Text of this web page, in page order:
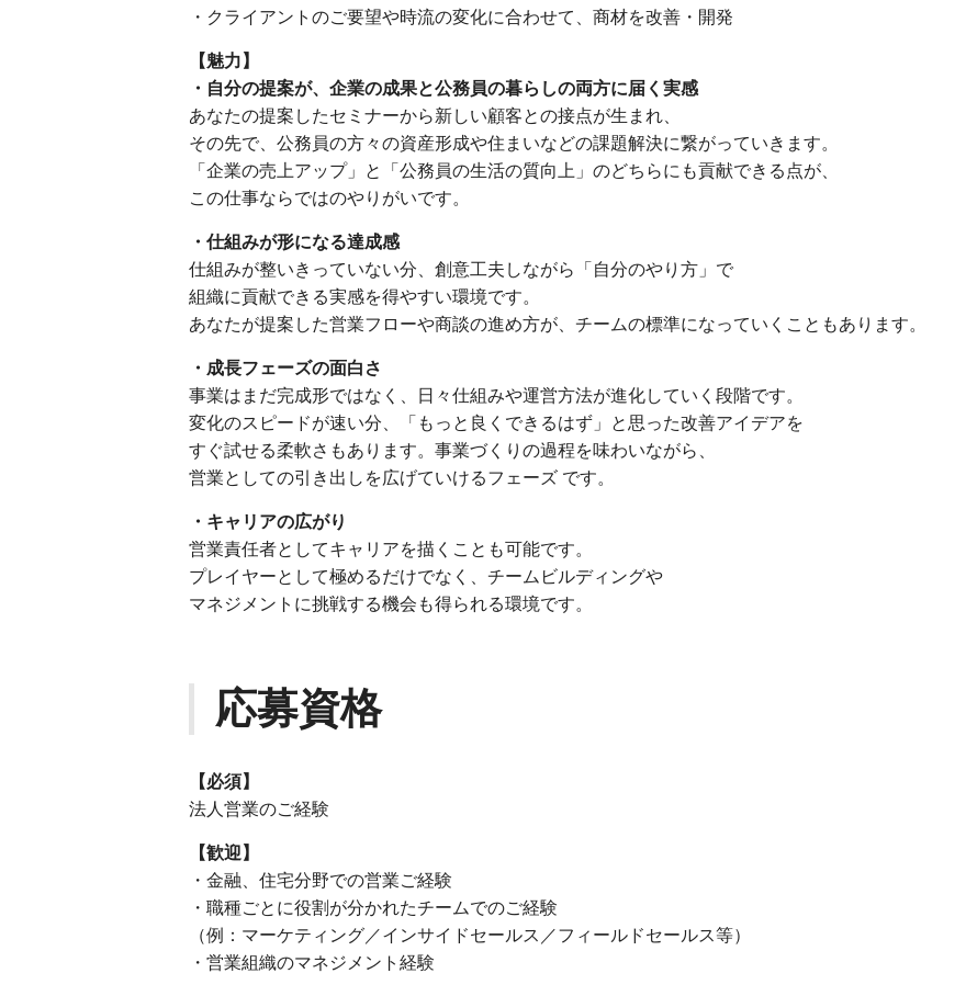
・クライアントのご要望や時流の変化に合わせて、商材を改善・開発
【魅力】
・自分の提案が、企業の成果と公務員の暮らしの両方に届く実感
あなたの提案したセミナーから新しい顧客との接点が生まれ、
その先で、公務員の方々の資産形成や住まいなどの課題解決に繋がっていきます。
「企業の売上アップ」と「公務員の生活の質向上」のどちらにも貢献できる点が、
この仕事ならではのやりがいです。
・仕組みが形になる達成感
仕組みが整いきっていない分、創意工夫しながら「自分のやり方」で
組織に貢献できる実感を得やすい環境です。
あなたが提案した営業フローや商談の進め方が、チームの標準になっていくこともあります。
・成長フェーズの面白さ
事業はまだ完成形ではなく、日々仕組みや運営方法が進化していく段階です。
変化のスピードが速い分、「もっと良くできるはず」と思った改善アイデアを
すぐ試せる柔軟さもあります。事業づくりの過程を味わいながら、
営業としての引き出しを広げていけるフェーズ です。
・キャリアの広がり
営業責任者としてキャリアを描くことも可能です。
プレイヤーとして極めるだけでなく、チームビルディングや
マネジメントに挑戦する機会も得られる環境です。
応募資格
【必須】
法人営業のご経験
【歓迎】
・金融、住宅分野での営業ご経験
・職種ごとに役割が分かれたチームでのご経験
（例：マーケティング／インサイドセールス／フィールドセールス等）
・営業組織のマネジメント経験